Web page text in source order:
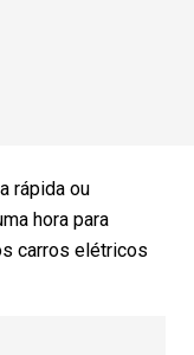
rápida ou
hora para
carros elétricos